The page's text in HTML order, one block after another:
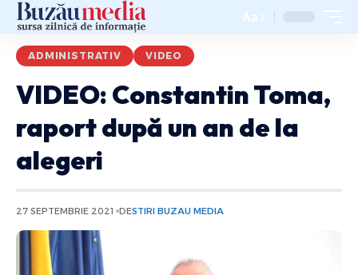
Aa
ADMINISTRATIV VIDEO
VIDEO: Constantin Toma,
raport după un an de la
alegeri
27 SEPTEMBRIE 2021 DESTIRI BUZAU MEDIA